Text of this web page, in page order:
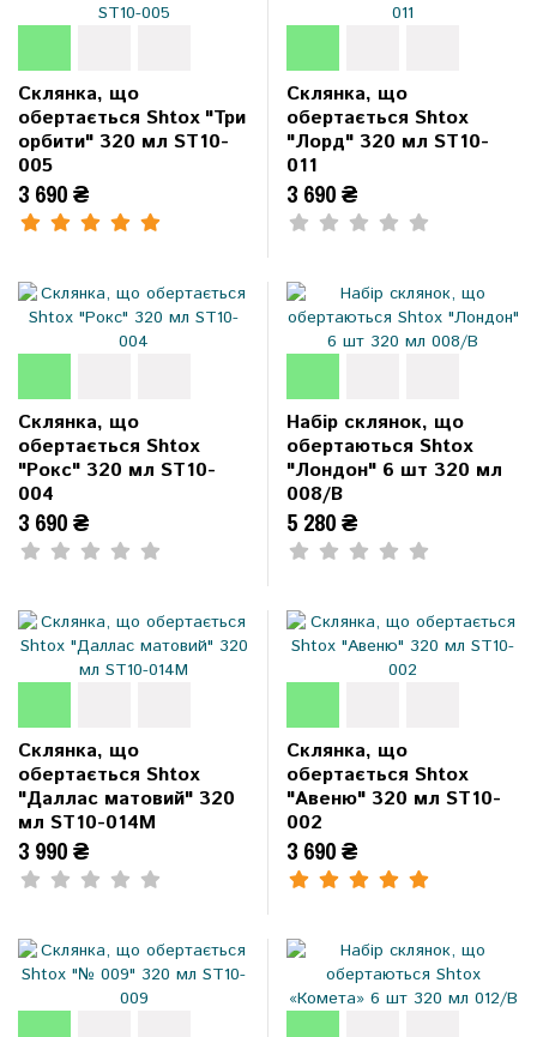
Склянка, що
обертається Shtox "Три
орбити" 320 мл ST10-
005
3 690 ₴
Склянка, що
обертається Shtox
"Лорд" 320 мл ST10-
011
3 690 ₴
Склянка, що
обертається Shtox
"Рокс" 320 мл ST10-
004
3 690 ₴
Набір склянок, що
обертаються Shtox
"Лондон" 6 шт 320 мл
008/B
5 280 ₴
Склянка, що
обертається Shtox
"Даллас матовий" 320
мл ST10-014M
3 990 ₴
Склянка, що
обертається Shtox
"Авеню" 320 мл ST10-
002
3 690 ₴